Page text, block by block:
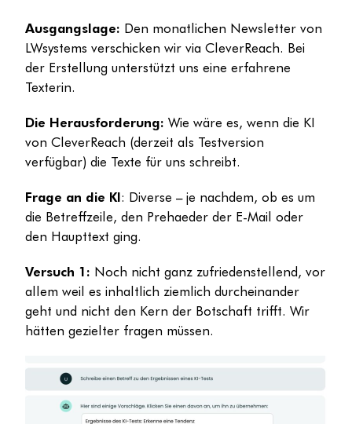
Ausgangslage: Den monatlichen Newsletter von
LWsystems verschicken wir via CleverReach. Bei
der Erstellung unterstützt uns eine erfahrene
Texterin.
Die Herausforderung: Wie wäre es, wenn die KI
von CleverReach (derzeit als Testversion
verfügbar) die Texte für uns schreibt.
Frage an die KI: Diverse – je nachdem, ob es um
die Betreffzeile, den Prehaeder der E-Mail oder
den Haupttext ging.
Versuch 1: Noch nicht ganz zufriedenstellend, vor
allem weil es inhaltlich ziemlich durcheinander
geht und nicht den Kern der Botschaft trifft. Wir
hätten gezielter fragen müssen.